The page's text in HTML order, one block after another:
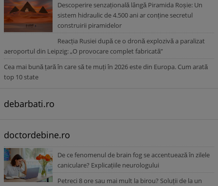
Descoperire senzațională lângă Piramida Roșie: Un
sistem hidraulic de 4.500 ani ar conține secretul
construirii piramidelor
Reacția Rusiei după ce o dronă explozivă a paralizat
aeroportul din Leipzig: „O provocare complet fabricată”
Cea mai bună țară în care să te muți în 2026 este din Europa. Cum arată
top 10 state
debarbati.ro
doctordebine.ro
De ce fenomenul de brain fog se accentuează în zilele
caniculare? Explicațiile neurologului
Petreci 8 ore sau mai mult la birou? Soluții de la un